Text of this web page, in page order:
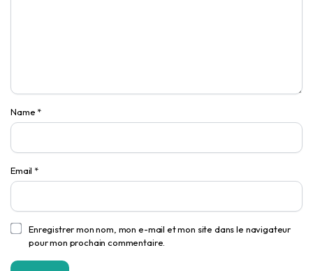
Name *
Email *
Enregistrer mon nom, mon e-mail et mon site dans le navigateur
pour mon prochain commentaire.